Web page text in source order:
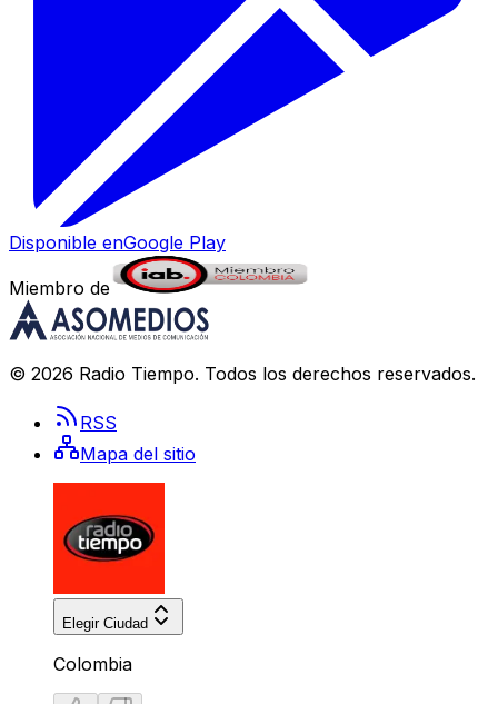
Disponible enGoogle Play
Miembro de
© 2026 Radio Tiempo. Todos los derechos reservados.
RSS
Mapa del sitio
Elegir Ciudad
Colombia